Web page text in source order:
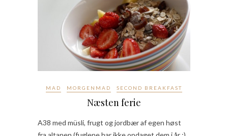
MAD MORGENMAD SECOND BREAKFAST
Næsten ferie
A38 med müsli, frugt og jordbær af egen høst